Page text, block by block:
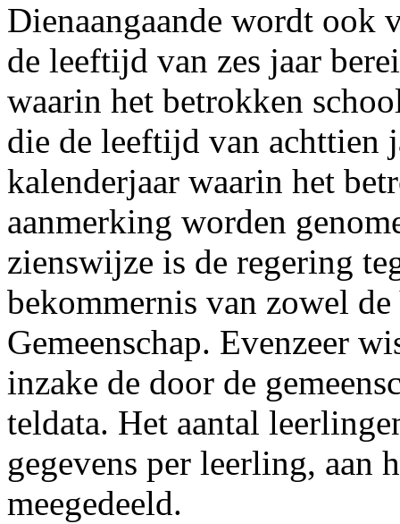
Dienaangaande wordt ook
de leeftijd van zes jaar
waarin het betrokken
die de leeftijd van achttien
kalenderjaar waarin het
aanmerking worden
zienswijze is de regering
bekommernis van zowel de
Gemeenschap. Evenzeer
inzake de door de
teldata. Het aantal
gegevens per leerling, aan
meegedeeld.